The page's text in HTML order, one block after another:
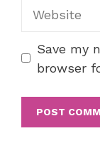
Save my
browser